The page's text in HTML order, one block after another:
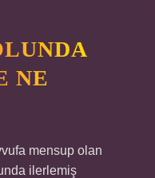
NE
ilerlemiş